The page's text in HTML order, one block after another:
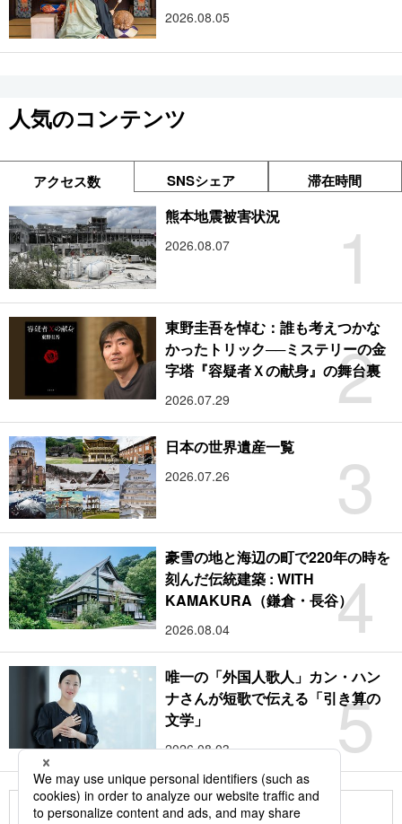
2026.08.05
人気のコンテンツ
アクセス数 SNSシェア 滞在時間
1
熊本地震被害状況
2026.08.07
2
東野圭吾を悼む：誰も考えつかな
かったトリック──ミステリーの金
字塔『容疑者Ｘの献身』の舞台裏
2026.07.29
3
日本の世界遺産一覧
2026.07.26
4
豪雪の地と海辺の町で220年の時を
刻んだ伝統建築 : WITH
KAMAKURA（鎌倉・長谷）
2026.08.04
5
唯一の「外国人歌人」カン・ハン
ナさんが短歌で伝える「引き算の
文学」
2026.08.03
もっと見る